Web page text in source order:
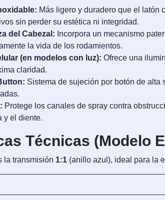
Más ligero y duradero que el latón
sin perder su estética ni integridad.
del Cabezal: Incorpora un mecanismo
la vida de los rodamientos.
(en modelos con luz): Ofrece una
claridad.
Sistema de sujeción por botón de
Protege los canales de spray contra
y el diente.
Técnicas (Modelo
la transmisión 1:1 (anillo azul), ideal para la